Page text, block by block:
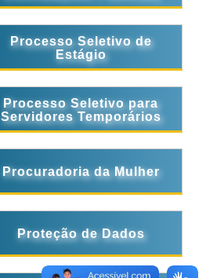
Processo Seletivo de
Estágio
Processo Seletivo para
Servidores Temporários
Procuradoria da Mulher
Proteção de Dados